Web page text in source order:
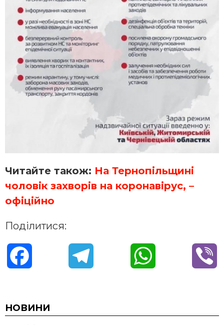
Читайте також: На Тернопільщині
чоловік захворів на коронавірус, –
офіційно
Поділитися:
c
НОВИНИ